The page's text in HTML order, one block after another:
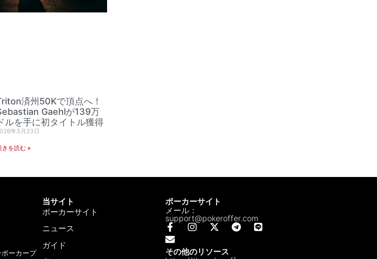
済州50Kで頂点へ！
Gaehlが139万
ルを手に初タイトル獲得
年3月23日
きを読む »
ーカープ
当サイト
ポーカーサイト
ニュース
ガイド
ポーカーサイト
メール：
support@pokeroffer.com
その他のリソース